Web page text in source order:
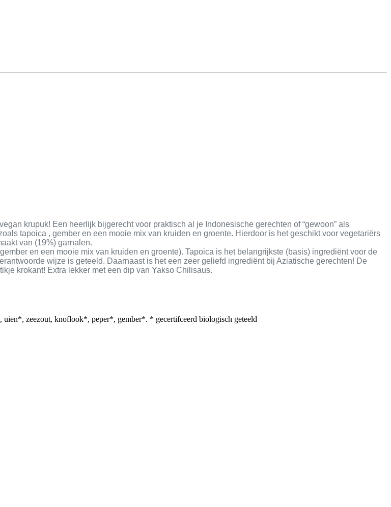
krupuk! Een heerlijk bijgerecht voor praktisch al je Indonesische gerechten of “gewoon” als
tapoica , gember en een mooie mix van kruiden en groente. Hierdoor is het geschikt voor vegetariërs
van (19%) garnalen.
en een mooie mix van kruiden en groente). Tapoica is het belangrijkste (basis) ingrediënt voor de
wijze is geteeld. Daarnaast is het een zeer geliefd ingrediënt bij Aziatische gerechten! De
krokant! Extra lekker met een dip van Yakso Chilisaus.
zeezout, knoflook*, peper*, gember*. * gecertifceerd biologisch geteeld